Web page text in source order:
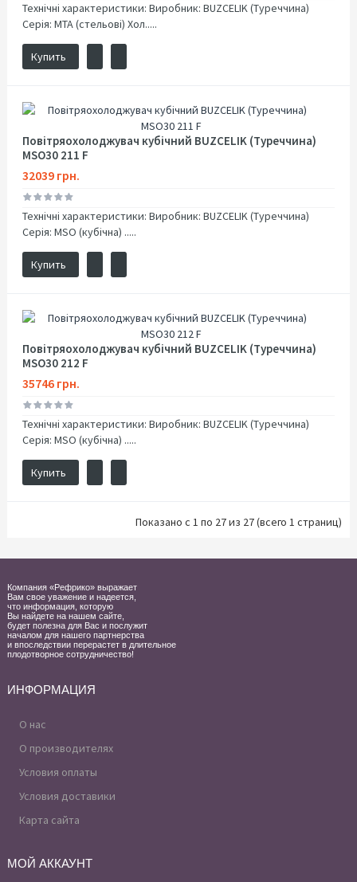
Технічні характеристики: Виробник: BUZCELIK (Туреччина)
Серія: MTA (стельові) Хол.....
Купить
Повітряохолоджувач кубічний BUZCELIK (Туреччина)
MSO30 211 F
32039 грн.
Технічні характеристики: Виробник: BUZCELIK (Туреччина)
Серія: MSO (кубічна) .....
Купить
Повітряохолоджувач кубічний BUZCELIK (Туреччина)
MSO30 212 F
35746 грн.
Технічні характеристики: Виробник: BUZCELIK (Туреччина)
Серія: MSO (кубічна) .....
Купить
Показано с 1 по 27 из 27 (всего 1 страниц)
Компания «Рефрико» выражает
Вам свое уважение и надеется,
что информация, которую
Вы найдете на нашем сайте,
будет полезна для Вас и послужит
началом для нашего партнерства
и впоследствии перерастет в длительное
плодотворное сотрудничество!
ИНФОРМАЦИЯ
О нас
О производителях
Условия оплаты
Условия доставики
Карта сайта
МОЙ АККАУНТ